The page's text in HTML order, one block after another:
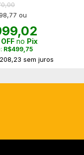
ou
no Pix
R$499,75
sem juros